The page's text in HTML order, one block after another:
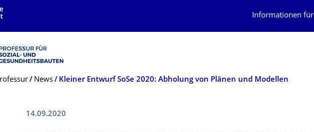
Informationen für
News Kleiner Entwurf SoSe 2020: Abholung von Plänen und Modellen
14.09.2020